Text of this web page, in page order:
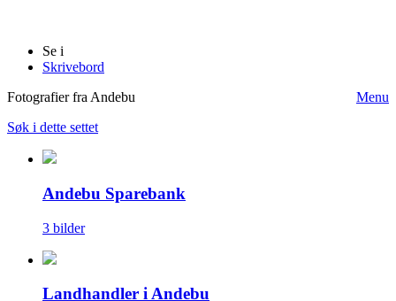
Se i
Skrivebord
Fotografier fra Andebu
Menu
Søk i dette settet
Andebu Sparebank
3 bilder
Landhandler i Andebu